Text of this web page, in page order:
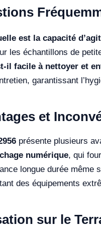
est la capacité
les échantillons de
il facile à nettoyer et
garantissant
et
présente plusieurs
numérique, qui
longue durée même
des équipements
sur le